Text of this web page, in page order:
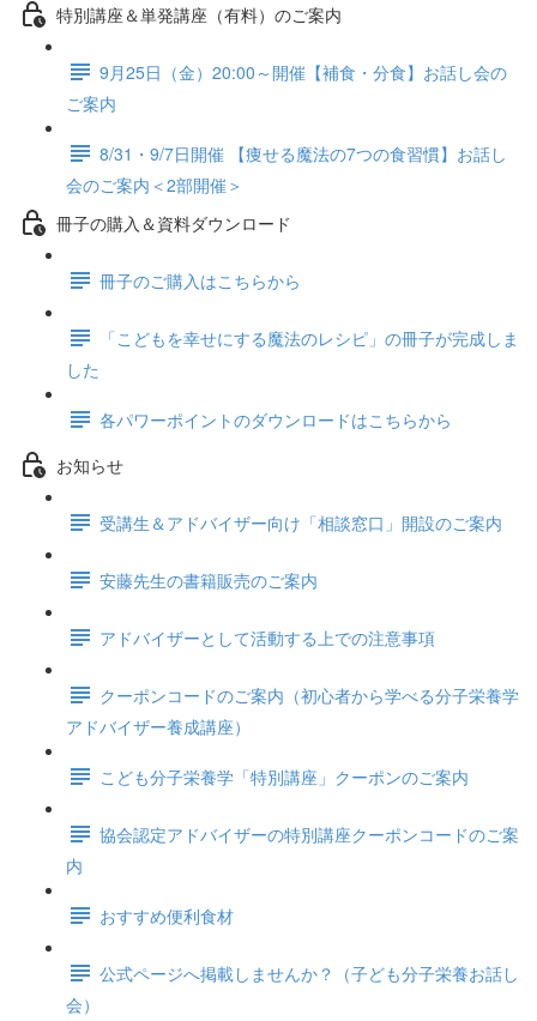
特別講座＆単発講座（有料）のご案内
9月25日（金）20:00～開催【補食・分食】お話し会の
ご案内
8/31・9/7日開催 【痩せる魔法の7つの食習慣】お話し
会のご案内＜2部開催＞
冊子の購入＆資料ダウンロード
冊子のご購入はこちらから
「こどもを幸せにする魔法のレシピ」の冊子が完成しま
した
各パワーポイントのダウンロードはこちらから
お知らせ
受講生＆アドバイザー向け「相談窓口」開設のご案内
安藤先生の書籍販売のご案内
アドバイザーとして活動する上での注意事項
クーポンコードのご案内（初心者から学べる分子栄養学
アドバイザー養成講座）
こども分子栄養学「特別講座」クーポンのご案内
協会認定アドバイザーの特別講座クーポンコードのご案
内
おすすめ便利食材
公式ページへ掲載しませんか？（子ども分子栄養お話し
会）